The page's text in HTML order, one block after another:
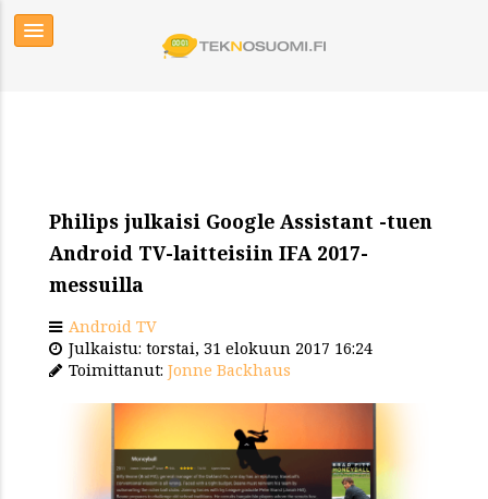
Philips julkaisi Google Assistant -tuen
Android TV-laitteisiin IFA 2017-
messuilla
Android TV
Julkaistu: torstai, 31 elokuun 2017 16:24
Toimittanut: Jonne Backhaus